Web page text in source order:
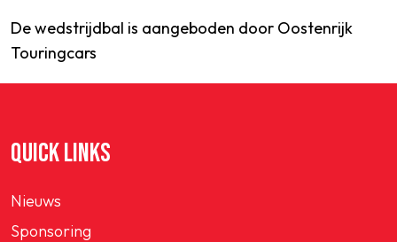
De wedstrijdbal is aangeboden door Oostenrijk
Touringcars
QUICK LINKS
Nieuws
Sponsoring